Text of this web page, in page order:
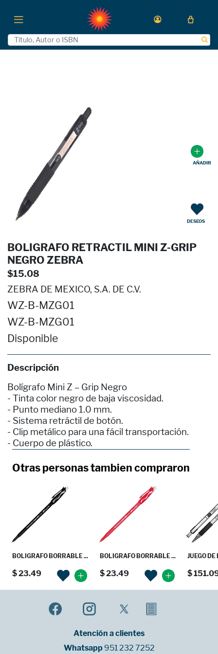
BOLIGRAFO RETRACTIL MINI Z-GRIP
NEGRO ZEBRA
$15.08
ZEBRA DE MEXICO, S.A. DE C.V.
WZ-B-MZG01
WZ-B-MZG01
Disponible
Descripción
AÑADIR
DESEOS
Bolígrafo Mini Z – Grip Negro
- Tinta color negro de baja viscosidad.
- Punto mediano 1.0 mm.
- Sistema retráctil de botón.
- Clip metálico para una fácil transportación.
- Cuerpo de plástico.
Otras personas tambien compraron
BOLIGRAFO BORRABLE ...
$ 23.49
BOLIGRAFO BORRABLE ...
$ 23.49
JUEGO
$
Atención a clientes
Whatsapp 951 232 7252